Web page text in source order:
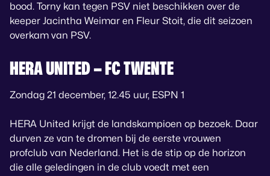
bood. Torny kan tegen PSV niet beschikken over de
keeper Jacintha Weimar en Fleur Stoit, die dit seizoen
overkam van PSV.
HERA UNITED – FC TWENTE
Zondag 21 december, 12.45 uur, ESPN 1
HERA United krijgt de landskampioen op bezoek. Daar
durven ze van te dromen bij de eerste vrouwen
profclub van Nederland. Het is de stip op de horizon
die alle geledingen in de club voedt met een